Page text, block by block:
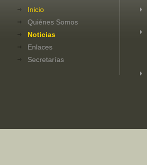
Inicio
Quiénes Somos
Noticias
Enlaces
Secretarías